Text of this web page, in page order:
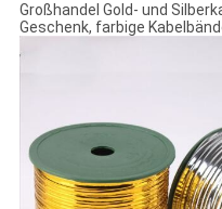
Großhandel Gold- und
Geschenk, farbige